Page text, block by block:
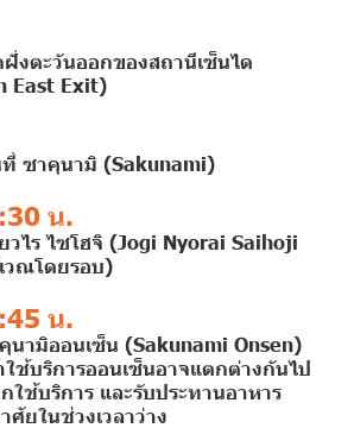
งตะวันออกของสถานีเซ็นได
East Exit)
ซาคุนามิ (Sakunami)
น.
วไร ไซโฮจิ (Jogi Nyorai Saihoji
วณโดยรอบ)
น.
นามิออนเซ็น (Sakunami Onsen)
ใช้บริการออนเซ็นอาจแตกต่างกันไป
ใช้บริการ และรับประทานอาหาร
ยในช่วงเวลาว่าง